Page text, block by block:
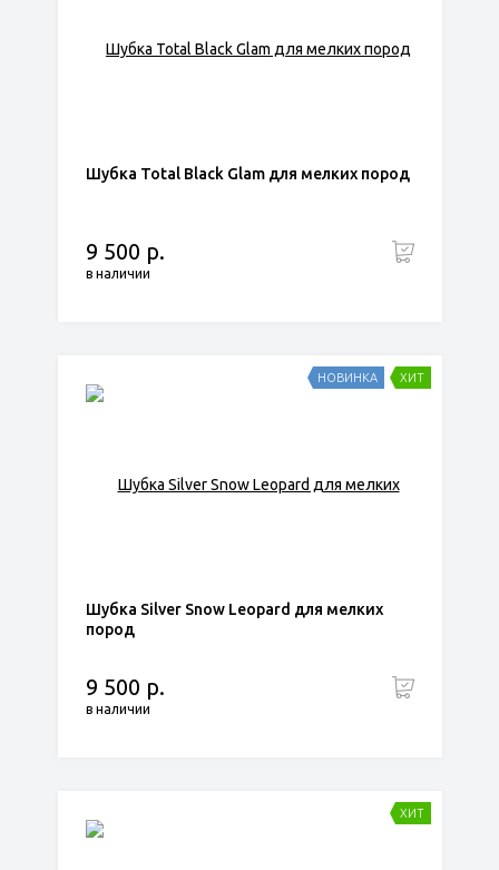
Шубка Total Black Glam для мелких пород
9 500 р.
в наличии
Шубка Silver Snow Leopard для мелких
пород
9 500 р.
в наличии
НОВИНКА ХИТ
ХИТ